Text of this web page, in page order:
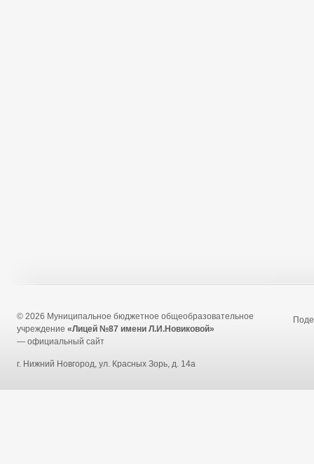
© 2026 Муниципальное бюджетное общеобразовательное
учреждение «Лицей №87 имени Л.И.Новиковой»
— официальный сайт
г. Нижний Новгород, ул. Красных Зорь, д. 14а